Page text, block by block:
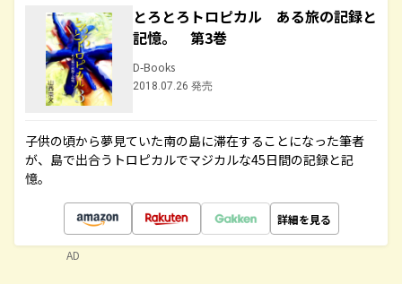
とろとろトロピカル ある旅の記録と
記憶。 第3巻
D-Books
2018.07.26 発売
子供の頃から夢見ていた南の島に滞在することになった筆者
が、島で出合うトロピカルでマジカルな45日間の記録と記
憶。
詳細を見る
AD